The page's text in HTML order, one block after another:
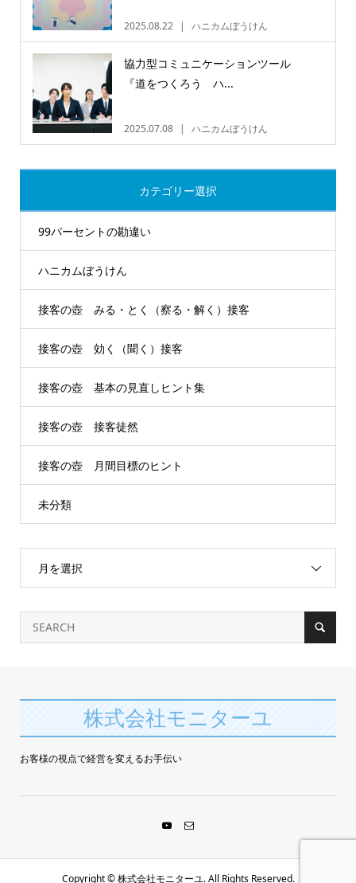
2025.08.22 ハニカムぼうけん
協力型コミュニケーションツール
『道をつくろう ハ...
2025.07.08 ハニカムぼうけん
カテゴリー選択
99パーセントの勘違い
ハニカムぼうけん
接客の壺 みる・とく（察る・解く）接客
接客の壺 効く（聞く）接客
接客の壺 基本の見直しヒント集
接客の壺 接客徒然
接客の壺 月間目標のヒント
未分類
月を選択
株式会社モニターユ
お客様の視点で経営を変えるお手伝い
Copyright ©株式会社モニターユ. All Rights Reserved.